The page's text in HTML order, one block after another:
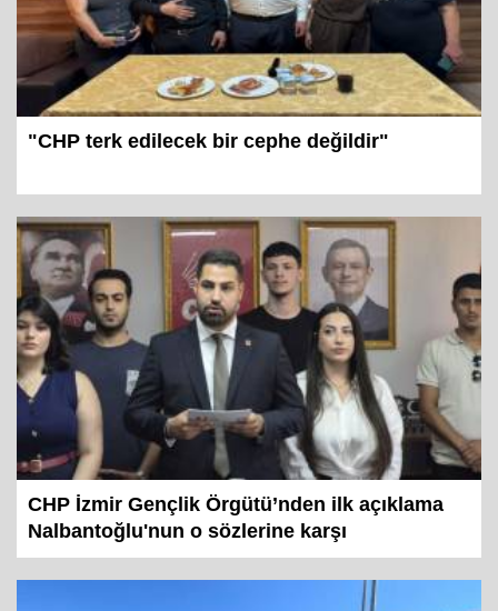
CHP İzmir Gençlik Örgütü’nden ilk açıklama
Nalbantoğlu'nun o sözlerine karşı